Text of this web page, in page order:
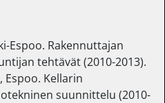
Espoo. Rakennuttajan
tehtävät (2010-2013).
, Espoo. Kellarin
suunnittelu (2010-